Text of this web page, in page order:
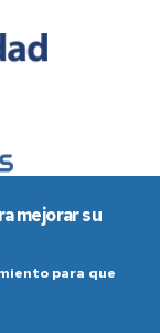
mejorar su
para que